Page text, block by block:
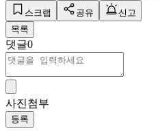
스크랩 공유
신고
목록
댓글0
사진첨부
등록